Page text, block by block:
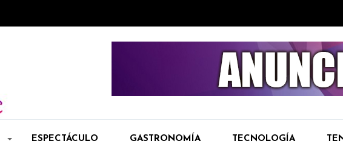
ESPECTÁCULO GASTRONOMÍA TECNOLOGÍA